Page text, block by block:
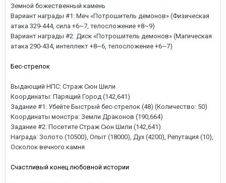
Земной божественный камень
Вариант награды #1: Меч «Потрошитель демонов» (Физическая
атака 329-444, сила +6~7, телосложение +8~9)
Вариант награды #2: Диск «Потрошитель демонов» (Магическая
атака 290-434, интеллект +8~6, телосложение +6~7)
Бес-стрелок
Выдающий НПС: Страж Сюн Шили
Координаты: Парящий Город (142,641)
Задание #1: Убейте Быстрый бес-стрелок (48) (Количество: 50)
Координаты монстра: Земли Драконов (190,664)
Задание #2: Посетите Страж Сюн Шили (142,641)
Награда: Золото (10500), Опыт (18000), Дух (4200), Репутация (10),
Осколок вечного камня
Счастливый конец любовной истории